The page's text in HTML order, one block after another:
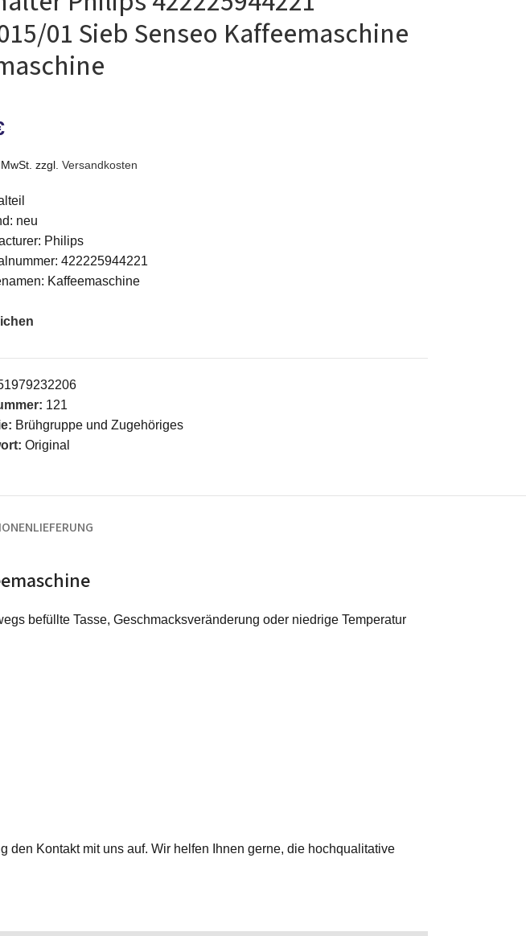
01 Sieb Senseo Kaffeemaschine
zzgl. Versandkosten
neu
Philips
422225944221
Kaffeemaschine
121
Brühgruppe und Zugehöriges
Original
LIEFERUNG
befüllte Tasse, Geschmacksveränderung oder niedrige Temperatur
Kontakt mit uns auf. Wir helfen Ihnen gerne, die hochqualitative